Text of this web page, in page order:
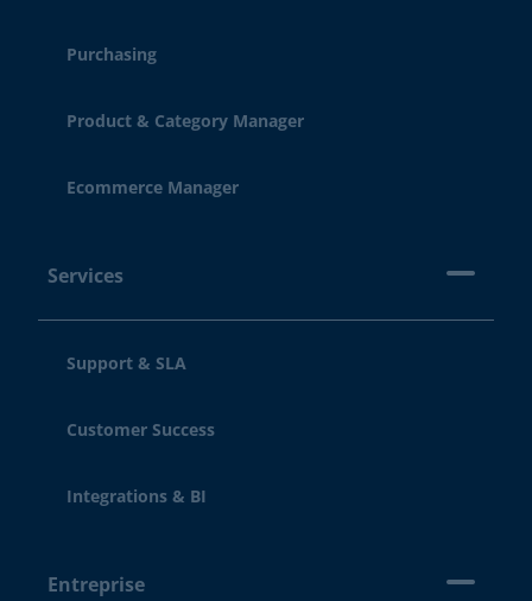
Purchasing
Product & Category Manager
Ecommerce Manager
Services
Support & SLA
Customer Success
Integrations & BI
Entreprise